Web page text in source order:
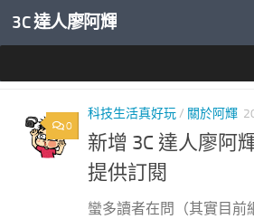
內文下方
3C 達人廖阿輝
0
科技生活真好玩/ 關於阿輝
新增 3C 達人廖阿
提供訂閱
蠻多讀者在問（其實目前